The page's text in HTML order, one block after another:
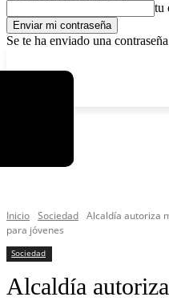
tu
Se te ha enviado una
Inicio Sociedad Alcaldía autoriza
para jóvenes
Sociedad
Alcaldía